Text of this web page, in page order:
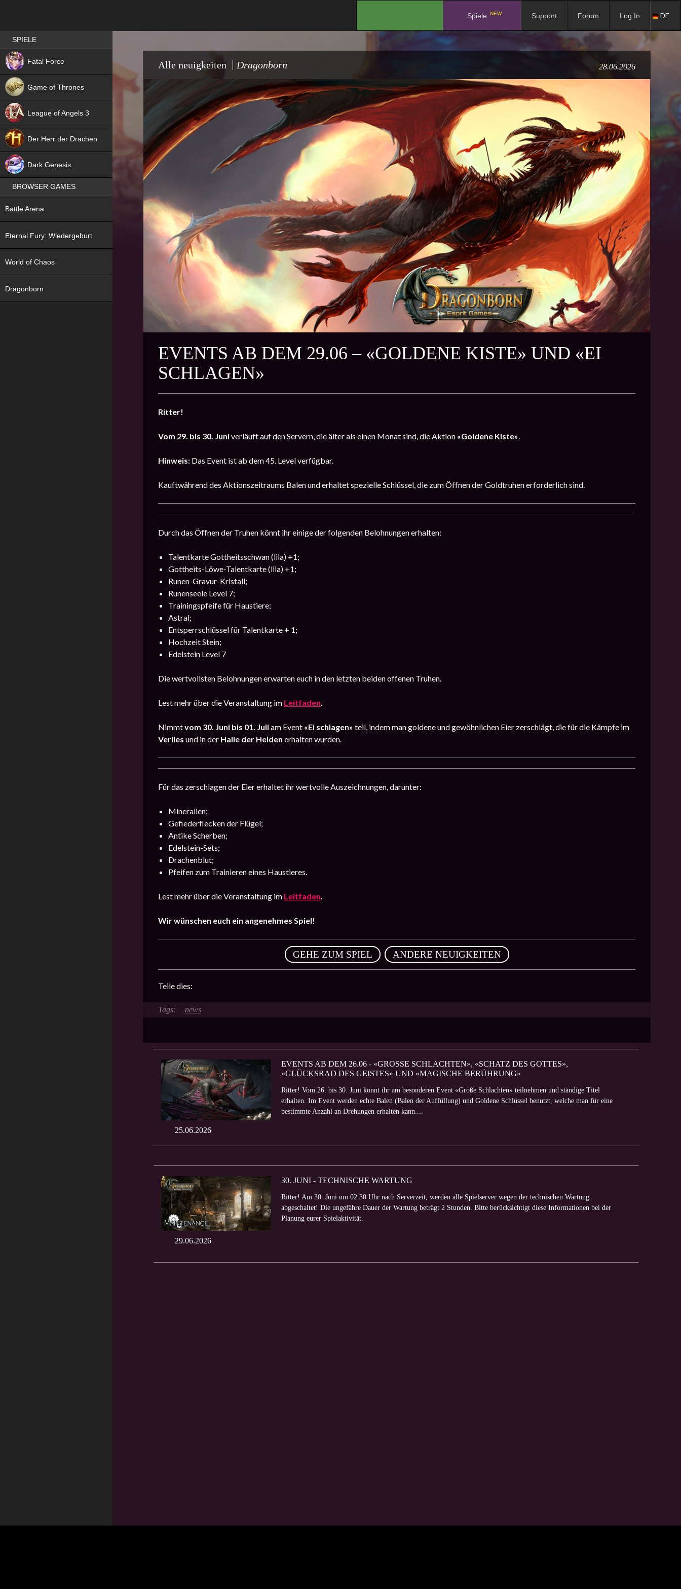
Spiele NEW Support Forum Log In DE
Alle neuigkeiten Dragonborn 28.06.2026
EVENTS AB DEM 29.06 – «GOLDENE KISTE» UND «EI
SCHLAGEN»
Ritter!
Vom 29. bis 30. Juniverläuft auf den Servern, die älter als einen Monat sind, die Aktion «Goldene Kiste».
Hinweis: Das Event ist ab dem 45. Level verfügbar.
Kauftwährend des Aktionszeitraums Balen und erhaltet spezielle Schlüssel, die zum Öffnen der Goldtruhen erforderlich sind.
Durch das Öffnen der Truhen könnt ihr einige der folgenden Belohnungen erhalten:
Talentkarte Gottheitsschwan (lila) +1;
Gottheits-Löwe-Talentkarte (lila) +1;
Runen-Gravur-Kristall;
Runenseele Level 7;
Trainingspfeife für Haustiere;
Astral;
Entsperrschlüssel für Talentkarte + 1;
Hochzeit Stein;
Edelstein Level 7
Die wertvollsten Belohnungen erwarten euch in den letzten beiden offenen Truhen.
Lest mehr über die Veranstaltung im Leitfaden.
Nimmtvom 30. Juni bis 01. Juliam Event «Ei schlagen» teil, indem man goldene und gewöhnlichen Eier zerschlägt, die für die Kämpfe im
Verlies und in der Halle der Helden erhalten wurden.
Für das zerschlagen der Eier erhaltet ihr wertvolle Auszeichnungen, darunter:
Mineralien;
Gefiederflecken der Flügel;
Antike Scherben;
Edelstein-Sets;
Drachenblut;
Pfeifen zum Trainieren eines Haustieres.
Lest mehr über die Veranstaltung im Leitfaden.
Wir wünschen euch ein angenehmes Spiel!
GEHE ZUM SPIEL , ANDERE NEUIGKEITEN
Teile dies:
news
25.06.2026
EVENTS AB DEM 26.06 - «GROSSE SCHLACHTEN», «SCHATZ DES GOTTES», «
GLÜCKSRAD DES GEISTES» UND «MAGISCHE BERÜHRUNG»
Ritter! Vom 26. bis 30. Juni könnt ihr am besonderen Event «Große Schlachten» teilnehmen und ständige Titel
erhalten. Im Event werden echte Balen (Balen der Auffüllung) und Goldene Schlüssel benutzt, welche man für eine
bestimmte Anzahl an Drehungen erhalten kann....
29.06.2026
30. JUNI - TECHNISCHE WARTUNG
Ritter! Am 30. Juni um 02:30 Uhr nach Serverzeit, werden alle Spielserver wegen der technischen Wartung
abgeschaltet! Die ungefähre Dauer der Wartung beträgt 2 Stunden. Bitte berücksichtigt diese Informationen bei der
Planung eurer Spielaktivität.
Best RPG games in Germany
SPIELE
Fatal Force
Game of Thrones
League of Angels 3
Der Herr der Drachen
Dark Genesis
NEW
BROWSER GAMES
Battle Arena
Eternal Fury: Wiedergeburt
World of Chaos
Dragonborn